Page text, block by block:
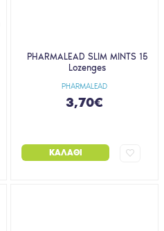
PHARMALEAD
PHARMALEAD SLIM MINTS 15
Lozenges
3,70€
ΚΑΛΆΘΙ